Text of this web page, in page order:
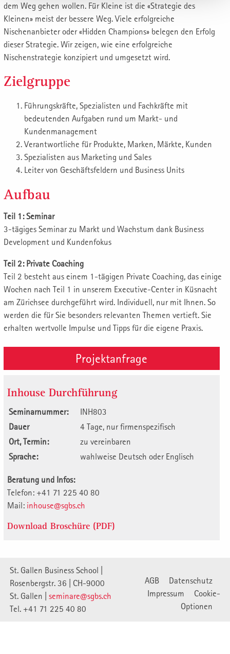
dem Weg gehen wollen. Für Kleine ist die «Strategie des
Kleinen» meist der bessere Weg. Viele erfolgreiche
Nischenanbieter oder «Hidden Champions» belegen den Erfolg
dieser Strategie. Wir zeigen, wie eine erfolgreiche
Nischenstrategie konzipiert und umgesetzt wird.
Zielgruppe
Führungskräfte, Spezialisten und Fachkräfte mit
bedeutenden Aufgaben rund um Markt- und
Kundenmanagement
Verantwortliche für Produkte, Marken, Märkte, Kunden
Spezialisten aus Marketing und Sales
Leiter von Geschäftsfeldern und Business Units
Aufbau
Teil 1: Seminar
3-tägiges Seminar zu Markt und Wachstum dank Business
Development und Kundenfokus
Teil 2: Private Coaching
Teil 2 besteht aus einem 1-tägigen Private Coaching, das einige
Wochen nach Teil 1 in unserem Executive-Center in Küsnacht
am Zürichsee durchgeführt wird. Individuell, nur mit Ihnen. So
werden die für Sie besonders relevanten Themen vertieft. Sie
erhalten wertvolle Impulse und Tipps für die eigene Praxis.
Projektanfrage
Inhouse Durchführung
Seminarnummer:
INH803
Dauer
4 Tage, nur firmenspezifisch
Ort, Termin:
zu vereinbaren
Sprache:
wahlweise Deutsch oder Englisch
Beratung und Infos:
Telefon: +41 71 225 40 80
Mail: inhouse@sgbs.ch
Download Broschüre (PDF)
St. Gallen Business School |
Rosenbergstr. 36 | CH-9000
St. Gallen | seminare@sgbs.ch
Tel. +41 71 225 40 80
AGB
Datenschutz
Impressum
Cookie-
Optionen